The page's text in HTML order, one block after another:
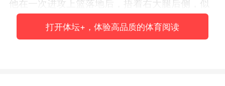
他在一次进攻上篮落地后，捂着右大腿后侧，似
乎拉伤了腿部。随后哈珀走回更衣室，他一度小
跑着想要回到场边，但最终被球队人员劝回，并
打开体坛+，体验高品质的体育阅读